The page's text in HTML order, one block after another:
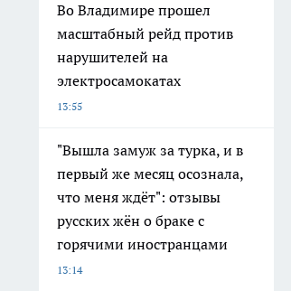
Во Владимире прошел
масштабный рейд против
нарушителей на
электросамокатах
13:55
"Вышла замуж за турка, и в
первый же месяц осознала,
что меня ждёт": отзывы
русских жён о браке с
горячими иностранцами
13:14